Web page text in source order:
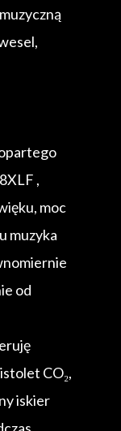
,
moc
muzyka
od
CO₂,
iskier